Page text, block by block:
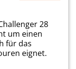
28
um einen
für das
eignet.